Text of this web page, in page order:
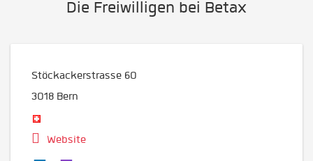
Die Freiwilligen bei Betax
Stöckackerstrasse 60
3018 Bern
Website